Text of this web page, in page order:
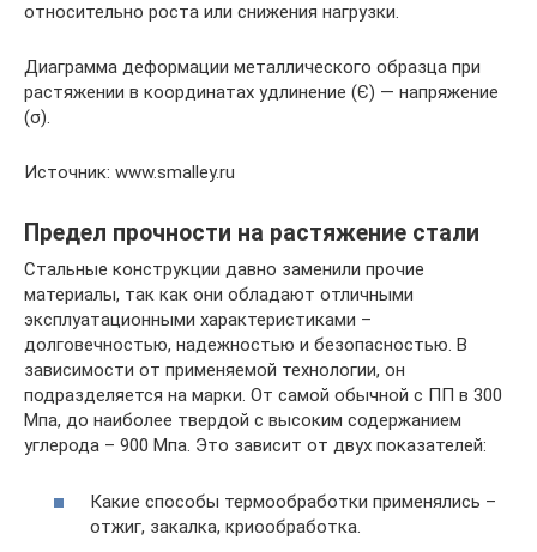
относительно роста или снижения нагрузки.
Диаграмма деформации металлического образца при
растяжении в координатах удлинение (Є) — напряжение
(σ).
Источник: www.smalley.ru
Предел прочности на растяжение стали
Стальные конструкции давно заменили прочие
материалы, так как они обладают отличными
эксплуатационными характеристиками –
долговечностью, надежностью и безопасностью. В
зависимости от применяемой технологии, он
подразделяется на марки. От самой обычной с ПП в 300
Мпа, до наиболее твердой с высоким содержанием
углерода – 900 Мпа. Это зависит от двух показателей:
Какие способы термообработки применялись –
отжиг, закалка, криообработка.